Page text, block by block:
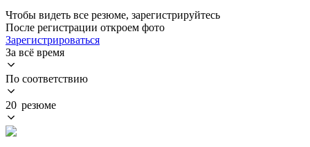
Чтобы видеть все резюме, зарегистрируйтесь
После регистрации откроем фото
Зарегистрироваться
За всё время
По соответствию
20 резюме